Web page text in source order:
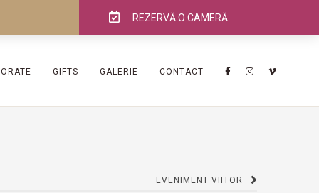
REZERVĂ O CAMERĂ
GIFTS GALERIE CONTACT
EVENIMENT VIITOR